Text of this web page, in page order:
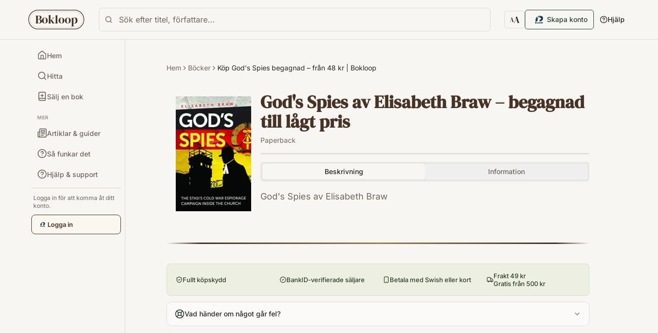
Bokloop AA
Textstorlek
Skapa konto Hjälp
Hem
Hitta
Sälj en bok
MER
Artiklar & guider
Så funkar det
Hjälp & support
Logga in för att komma åt ditt
konto.
Logga in
Hem Böcker Köp God's Spies begagnad – från 48 kr | Bokloop
God's Spies av Elisabeth Braw – begagnad
till lågt pris
Paperback
Beskrivning Information
God's Spies av Elisabeth Braw
Fullt köpskydd BankID-verifierade säljare Betala med Swish eller kort
Frakt 49 kr
Gratis från 500 kr
Vad händer om något går fel?